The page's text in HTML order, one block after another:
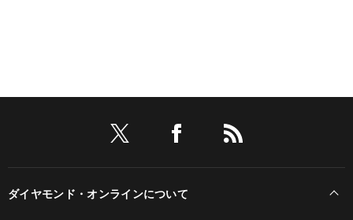
ダイヤモンド・オンラインについて